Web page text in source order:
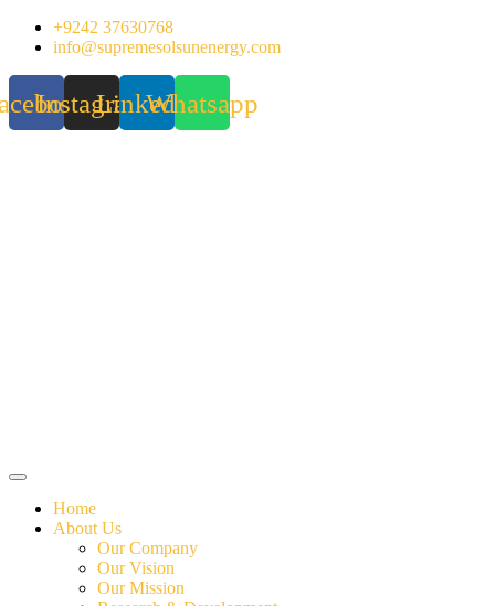
Skip
+9242 37630768
info@supremesolsunenergy.com
InstagramLinkedinWhatsapp
Home
About Us
Our Company
Our Vision
Our Mission